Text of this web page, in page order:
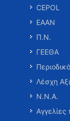
CEPOL
ΕΑΑΝ
Π.Ν.
ΓΕΕΘΑ
Λέσχη
Ν.Ν.Α.